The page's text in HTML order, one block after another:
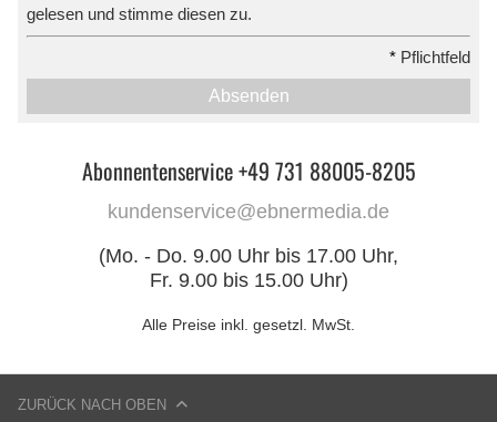
gelesen und stimme diesen zu.
* Pflichtfeld
Absenden
Abonnentenservice +49 731 88005-8205
kundenservice@ebnermedia.de
(Mo. - Do. 9.00 Uhr bis 17.00 Uhr,
Fr. 9.00 bis 15.00 Uhr)
Alle Preise inkl. gesetzl. MwSt.
ZURÜCK NACH OBEN